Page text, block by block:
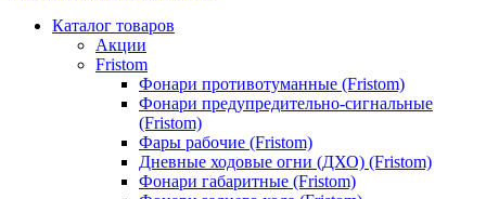
Каталог товаров
Акции
Fristom
Фонари противотуманные (Fristom)
Фонари предупредительно-сигнальные
(Fristom)
Фары рабочие (Fristom)
Дневные ходовые огни (ДХО) (Fristom)
Фонари габаритные (Fristom)